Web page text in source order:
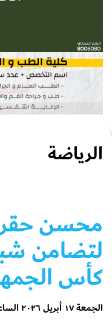
الرياضة
محسن
لتضامن
كأس
الجمعة ١٧ أبريل ٢٠٢٦ الساعة ١٢:٤٣ مساءً